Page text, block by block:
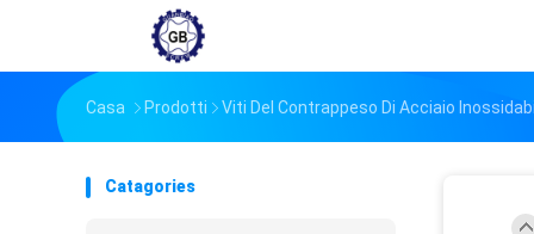
Casa Prodotti Viti Del Contrappeso Di Acciaio
Catagories